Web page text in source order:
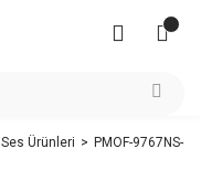
Ses Ürünleri PMOF-9767NS-